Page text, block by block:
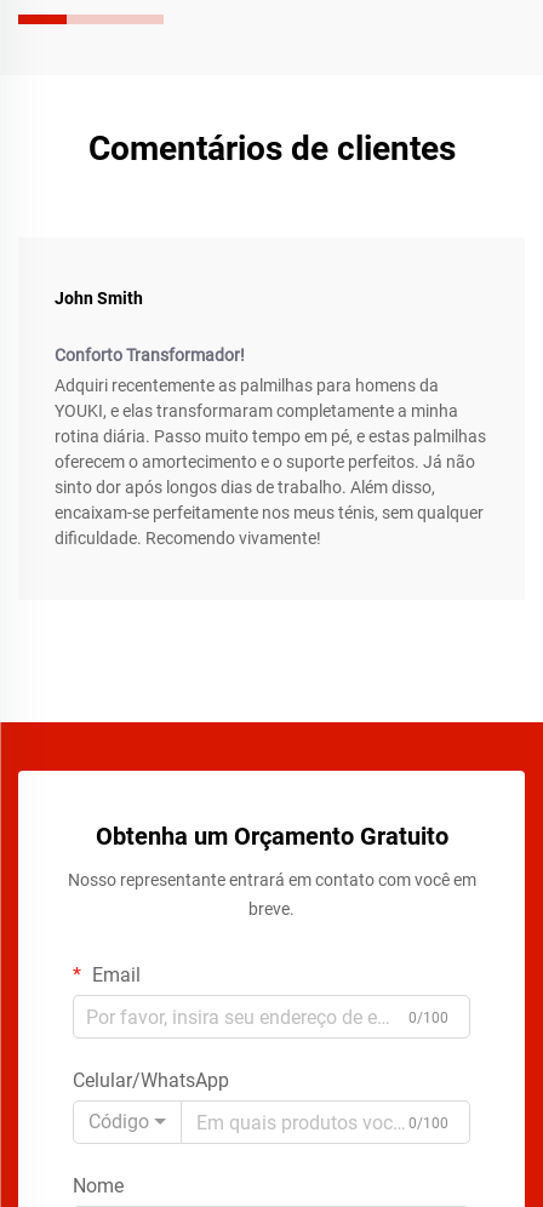
Comentários de clientes
John Smith
Conforto Transformador!
Adquiri recentemente as palmilhas para homens da
YOUKI, e elas transformaram completamente a minha
rotina diária. Passo muito tempo em pé, e estas palmilhas
oferecem o amortecimento e o suporte perfeitos. Já não
sinto dor após longos dias de trabalho. Além disso,
encaixam-se perfeitamente nos meus ténis, sem qualquer
dificuldade. Recomendo vivamente!
Obtenha um Orçamento Gratuito
Nosso representante entrará em contato com você em
breve.
Email
0/100
Celular/WhatsApp
Código
0/100
Nome